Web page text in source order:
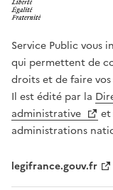
Service Public vous
qui permettent de
droits et de faire
Il est édité par la
administrative
et
administrations
legifrance.gouv.fr